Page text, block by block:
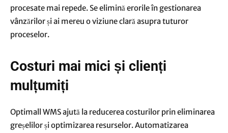
procesate mai repede. Se elimină erorile în gestionarea
vânzărilor și ai mereu o viziune clară asupra tuturor
proceselor.
Costuri mai mici și clienți
mulțumiți
Optimall WMS ajută la reducerea costurilor prin eliminarea
greșelilor și optimizarea resurselor. Automatizarea